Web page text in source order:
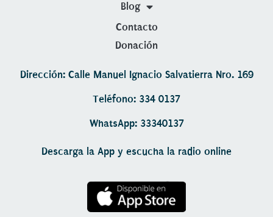
Blog
Contacto
Donación
Dirección: Calle Manuel Ignacio Salvatierra Nro. 169
Teléfono: 334 0137
WhatsApp: 33340137
Descarga la App y escucha la radio online